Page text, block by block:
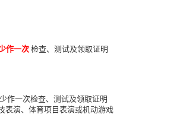
作一次 检查、测试及领取证明
作一次检查、测试及领取证明
表演、体育项目表演或机动游戏